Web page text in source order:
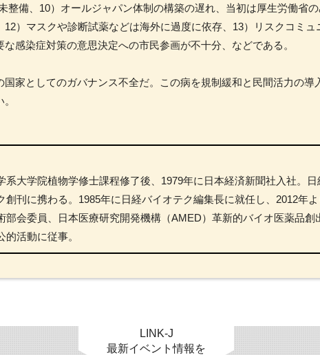
整備、10）オールジャパン体制の構築の遅れ、当初は厚生労働省
）マスクや診断試薬などは海外に過度に依存、13）リスクコミ
感染症対策の意思決定への市民参画が不十分、などである。
家としてのガバナンス不全だ。この病を規制緩和と民間活力の導
系大学院植物学修士課程修了後、1979年に日本経済新聞社入社。
創刊に携わる。1985年に日経バイオテク編集長に就任し、2012年
部会委員、日本医療研究開発機構（AMED）革新的バイオ医薬品創
的活動に従事。
LINK-J
最新イベント情報を